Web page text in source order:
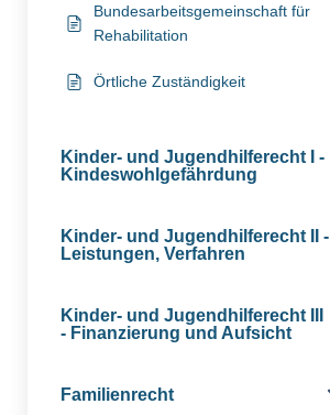
Bundesarbeitsgemeinschaft für
Rehabilitation
Örtliche Zuständigkeit
Kinder- und Jugendhilferecht I -
Kindeswohlgefährdung
Kinder- und Jugendhilferecht II -
Leistungen, Verfahren
Kinder- und Jugendhilferecht III
- Finanzierung und Aufsicht
Familienrecht